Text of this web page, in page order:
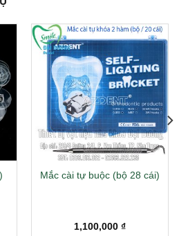
Mắc cài tự buộc (bộ 28 cái)
1,100,000 ₫